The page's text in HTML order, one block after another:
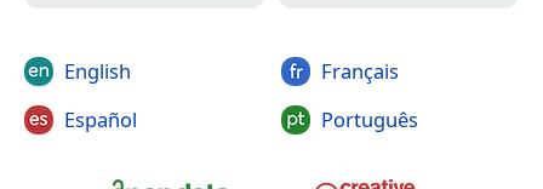
English
Español
Français
Português